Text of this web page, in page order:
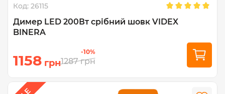
Код: 26115
Димер LED 200Вт срібний шовк VIDEX
BINERA
1158 грн
-10%
1287 грн